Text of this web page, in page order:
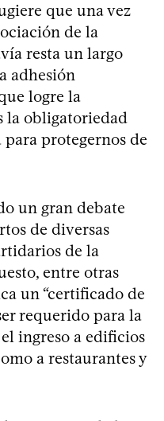
que una vez
de la
resta un largo
adhesión
logre la
la obligatoriedad
para protegernos de
un gran debate
de diversas
de la
entre otras
un “certificado de
requerido para la
ingreso a edificios
a restaurantes y